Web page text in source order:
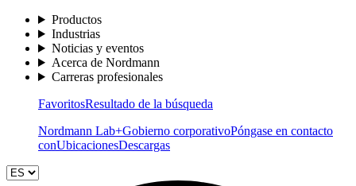
Productos
Industrias
Noticias y eventos
Acerca de Nordmann
Carreras profesionales
FavoritosResultado de la búsqueda
Nordmann Lab+Gobierno corporativoPóngase en contacto
conUbicacionesDescargas